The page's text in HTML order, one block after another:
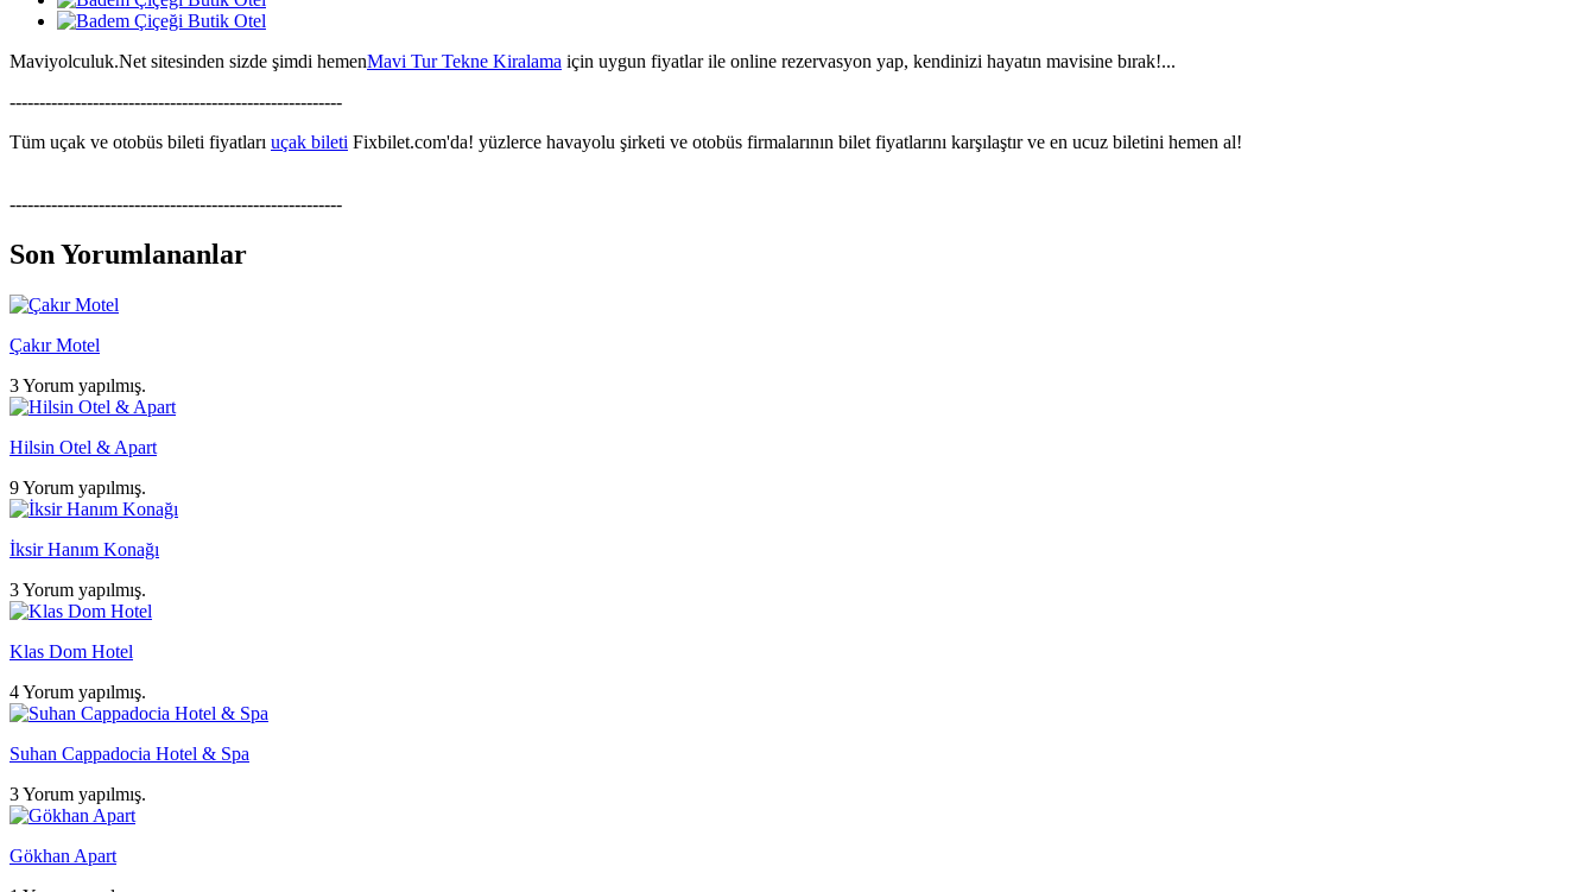
Maviyolculuk.Net sitesinden sizde şimdi hemenMavi Tur Tekne Kiralama için uygun fiyatlar ile online rezervasyon yap, kendinizi hayatın mavisine bırak!...
--------------------------------------------------------
Tüm uçak ve otobüs bileti fiyatları uçak bileti Fixbilet.com'da! yüzlerce havayolu şirketi ve otobüs firmalarının bilet fiyatlarını karşılaştır ve en ucuz biletini hemen al!
--------------------------------------------------------
Son Yorumlananlar
Çakır Motel
3 Yorum yapılmış.
Hilsin Otel & Apart
9 Yorum yapılmış.
İksir Hanım Konağı
3 Yorum yapılmış.
Klas Dom Hotel
4 Yorum yapılmış.
Suhan Cappadocia Hotel & Spa
3 Yorum yapılmış.
Gökhan Apart